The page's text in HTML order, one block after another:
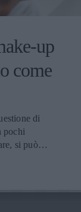
up
come
di
pochi
si può
di